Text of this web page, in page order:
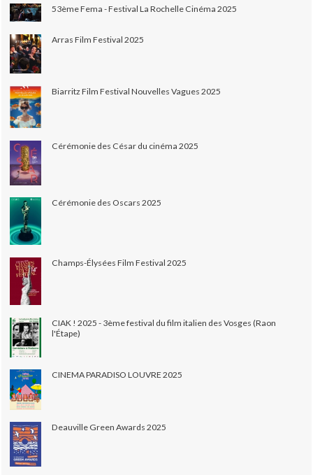
53ème Fema - Festival La Rochelle Cinéma 2025
Arras Film Festival 2025
Biarritz Film Festival Nouvelles Vagues 2025
Cérémonie des César du cinéma 2025
Cérémonie des Oscars 2025
Champs-Élysées Film Festival 2025
CIAK ! 2025 - 3ème festival du film italien des Vosges (Raon
l'Étape)
CINEMA PARADISO LOUVRE 2025
Deauville Green Awards 2025